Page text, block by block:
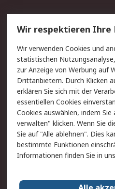
Service
Value Added Services
Rücksendungen
Hilfe
Rechtliches
AGB
Cookie-Richtlinie
Copyright/Impressum
Wir respektieren Ihre
Wir verwenden Cookies und
statistischen
zur Anzeige von Werbung auf
Drittanbietern. Durch Klicken
erklären Sie sich mit der
essentiellen Cookies
Cookies auswählen, indem
verwalten" klicken. Wenn Sie
Sie auf "Alle ablehnen". Dies
bestimmte Funktionen
Informationen finden Sie in